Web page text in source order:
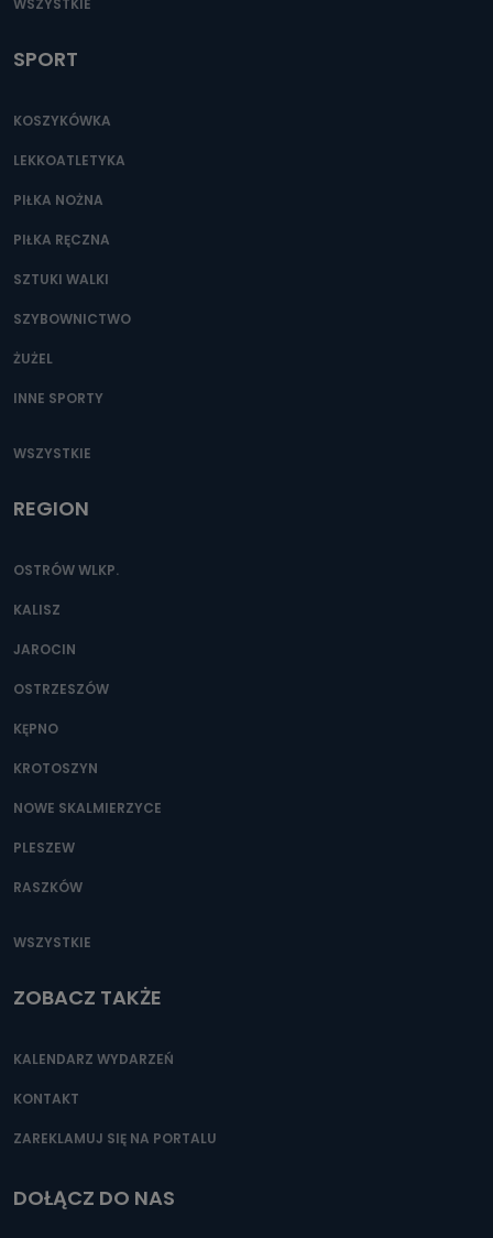
WSZYSTKIE
SPORT
KOSZYKÓWKA
LEKKOATLETYKA
PIŁKA NOŻNA
PIŁKA RĘCZNA
SZTUKI WALKI
SZYBOWNICTWO
ŻUŻEL
INNE SPORTY
WSZYSTKIE
REGION
OSTRÓW WLKP.
KALISZ
JAROCIN
OSTRZESZÓW
KĘPNO
KROTOSZYN
NOWE SKALMIERZYCE
PLESZEW
RASZKÓW
WSZYSTKIE
ZOBACZ TAKŻE
KALENDARZ WYDARZEŃ
KONTAKT
ZAREKLAMUJ SIĘ NA PORTALU
DOŁĄCZ DO NAS